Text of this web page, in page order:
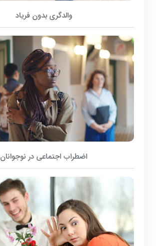
والدگری بدون فریاد
اضطراب اجتماعی در نوجوانان